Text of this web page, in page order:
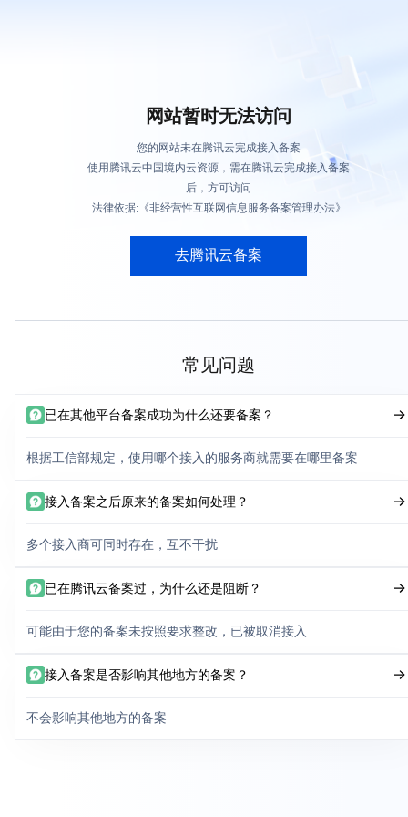
网站暂时无法访问
您的网站未在腾讯云完成接入备案
使用腾讯云中国境内云资源，需在腾讯云完成接入备案
后，方可访问
法律依据:《非经营性互联网信息服务备案管理办法》
去腾讯云备案
常见问题
已在其他平台备案成功为什么还要备案？
根据工信部规定，使用哪个接入的服务商就需要在哪里备案
接入备案之后原来的备案如何处理？
多个接入商可同时存在，互不干扰
已在腾讯云备案过，为什么还是阻断？
可能由于您的备案未按照要求整改，已被取消接入
接入备案是否影响其他地方的备案？
不会影响其他地方的备案